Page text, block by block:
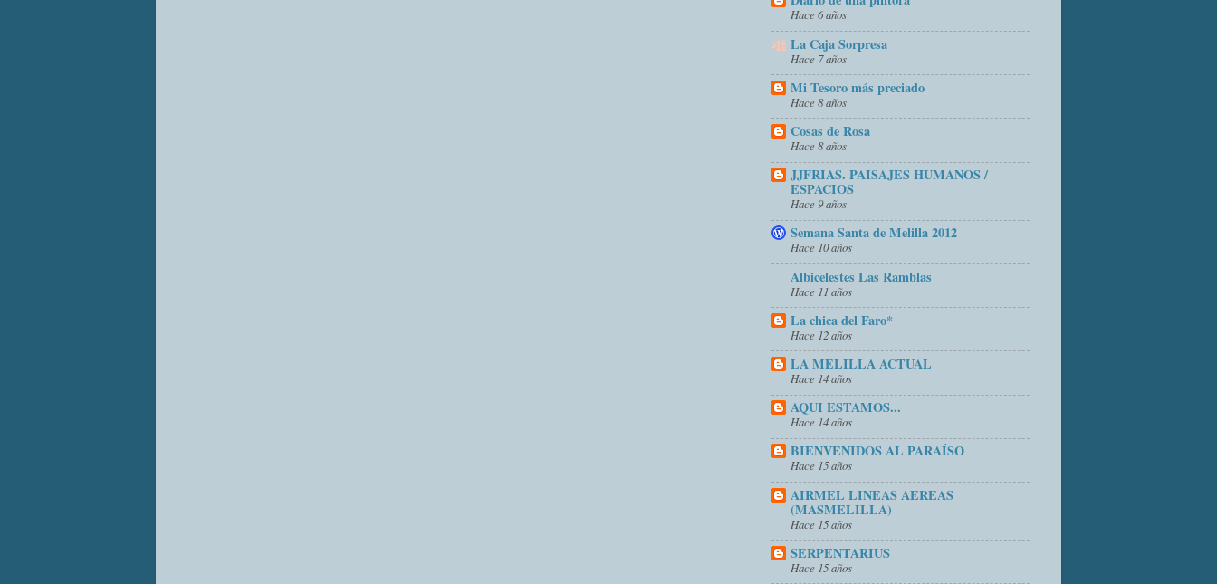
Hace 6 años
La Caja Sorpresa
Hace 7 años
Mi Tesoro más preciado
Hace 8 años
Cosas de Rosa
Hace 8 años
JJFRIAS. PAISAJES HUMANOS /
ESPACIOS
Hace 9 años
Semana Santa de Melilla 2012
Hace 10 años
Albicelestes Las Ramblas
Hace 11 años
La chica del Faro*
Hace 12 años
LA MELILLA ACTUAL
Hace 14 años
AQUI ESTAMOS...
Hace 14 años
BIENVENIDOS AL PARAÍSO
Hace 15 años
AIRMEL LINEAS AEREAS
(MASMELILLA)
Hace 15 años
SERPENTARIUS
Hace 15 años